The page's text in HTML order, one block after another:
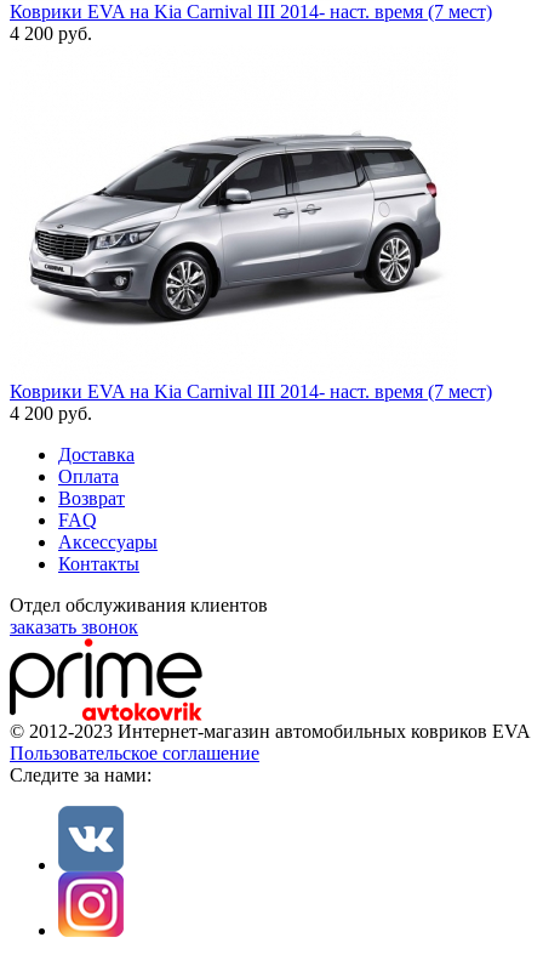
Коврики EVA на Kia Carnival III 2014- наст. время (7 мест)
4 200 руб.
Коврики EVA на Kia Carnival III 2014- наст. время (7 мест)
4 200 руб.
Доставка
Оплата
Возврат
FAQ
Аксессуары
Контакты
Отдел обслуживания клиентов
заказать звонок
© 2012-2023 Интернет-магазин автомобильных ковриков EVA
Пользовательское соглашение
Cледите за нами: